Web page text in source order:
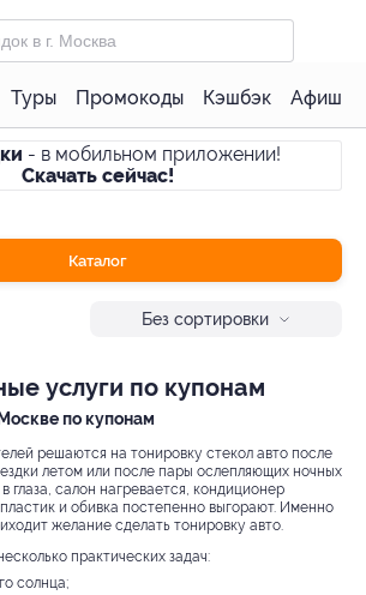
Туры Промокоды Кэшбэк Афиша
- в мобильном приложении!
Скачать сейчас!
Каталог
Без сортировки
услуги по купонам
по купонам
решаются на тонировку стекол авто после
летом или после пары ослепляющих ночных
глаза, салон нагревается, кондиционер
и обивка постепенно выгорают. Именно
желание сделать тонировку авто.
практических задач:
солнца;